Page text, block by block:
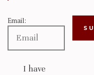
Email:
I have